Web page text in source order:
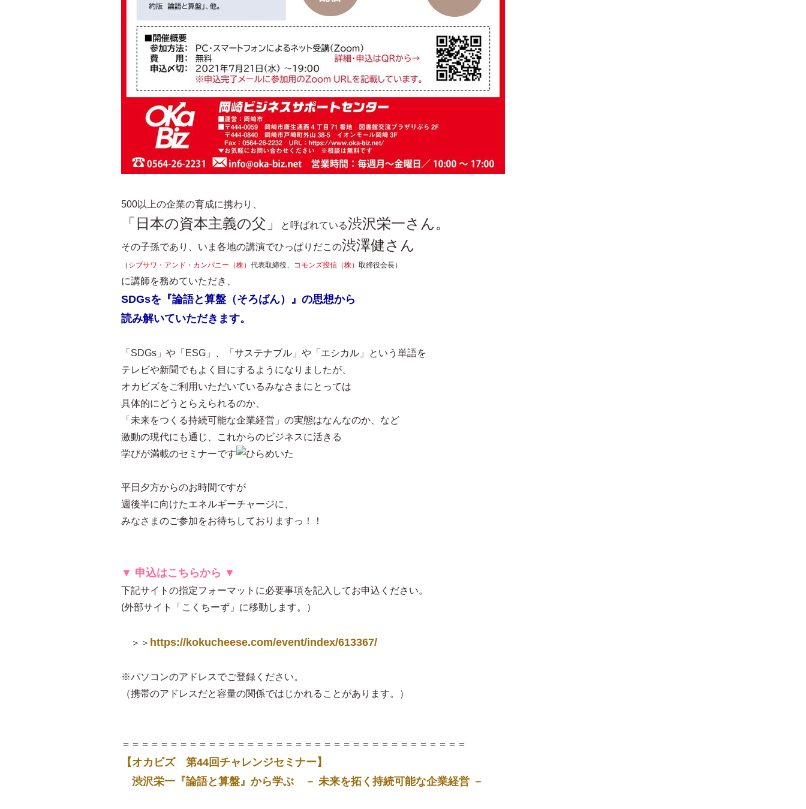
500以上の企業の育成に携わり、
「日本の資本主義の父」 と呼ばれている渋沢栄一さん。
その子孫であり、いま各地の講演でひっぱりだこの渋澤健さん
（ シブサワ・アンド・カンパニー（株） 代表取締役、 コモンズ投信（株） 取締役会長）
に講師を務めていただき、
SDGsを『論語と算盤（そろばん）』の思想から
読み解いていただきます。
「SDGs」や「ESG」、「サステナブル」や「エシカル」という単語を
テレビや新聞でもよく目にするようになりましたが、
オカビズをご利用いただいているみなさまにとっては
具体的にどうとらえられるのか、
「未来をつくる持続可能な企業経営」の実態はなんなのか、など
激動の現代にも通じ、これからのビジネスに活きる
学びが満載のセミナーです
平日夕方からのお時間ですが
週後半に向けたエネルギーチャージに、
みなさまのご参加をお待ちしておりますっ！！
▼ 申込はこちらから ▼
下記サイトの指定フォーマットに必要事項を記入してお申込ください。
(外部サイト「こくちーず」に移動します。）
＞＞ https://kokucheese.com/event/index/613367/
※パソコンのアドレスでご登録ください。
（携帯のアドレスだと容量の関係ではじかれることがあります。）
＝＝＝＝＝＝＝＝＝＝＝＝＝＝＝＝＝＝＝＝＝＝＝＝＝＝＝＝＝＝＝＝＝＝＝＝
【オカビズ 第44回チャレンジセミナー】
渋沢栄一『論語と算盤』から学ぶ － 未来を拓く持続可能な企業経営 －